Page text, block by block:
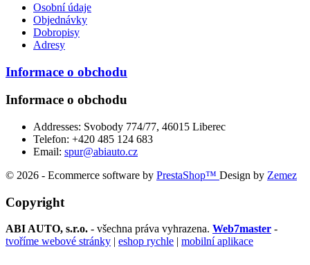
Osobní údaje
Objednávky
Dobropisy
Adresy
Informace o obchodu
Informace o obchodu
Addresses: Svobody 774/77, 46015 Liberec
Telefon: +420 485 124 683
Email: spur@abiauto.cz
© 2026 - Ecommerce software by PrestaShop™ Design by Zemez
Copyright
ABI AUTO, s.r.o. - všechna práva vyhrazena. Web7master -
tvoříme webové stránky
eshop rychle mobilní aplikace